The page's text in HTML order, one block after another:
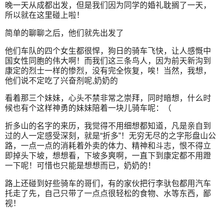
晚一天从成都出发，但是我们因为同学的婚礼耽搁了一天，
所以就在这里碰上啦！
简单的聊聊之后，他们就先出发了
他们车队的四个女生都很悍，狗日的骑车飞快，让人感慨中
国女性同胞的伟大啊！而我们这三条鸟人，因为前天新沟到
康定的烈士一样的惨烈，没有完全恢复，唉！当然，我想，
他们说不定吃了兴奋剂呢,奶奶的
看着那三个妹妹，心头不禁非常之崇拜，同时暗想，什么时
候也有个这样神勇的妹妹陪着一块儿骑车呢：（
折多山的名字的来历，我觉得不用细想都知道，凡是亲自到
过的人一定感受深刻，就是“折多”！无穷无尽的之字形盘山公
路，一点一点的消耗着外卖的体力、精神和斗志，恨不得立
即掉头下坡，想想看，下坡多爽啊，一直下到康定都不用蹬
一下呢！可惜也只能是想想而已，奶奶的！
路上还碰到好些骑车的哥们，有的家伙把行李驮包都用汽车
托走了先，自己只带了一点点很轻松的食物、水等东西，鄙
视！